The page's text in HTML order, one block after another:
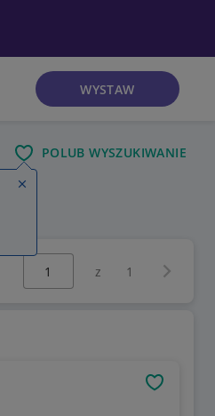
WYSTAW
POLUB WYSZUKIWANIE
Wybierz stronę:
z 1
Zamknij wskazówkę